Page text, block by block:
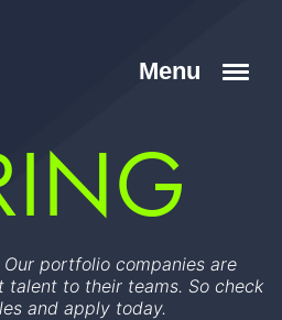
Our portfolio companies are
talent to their teams. So check
and apply today.